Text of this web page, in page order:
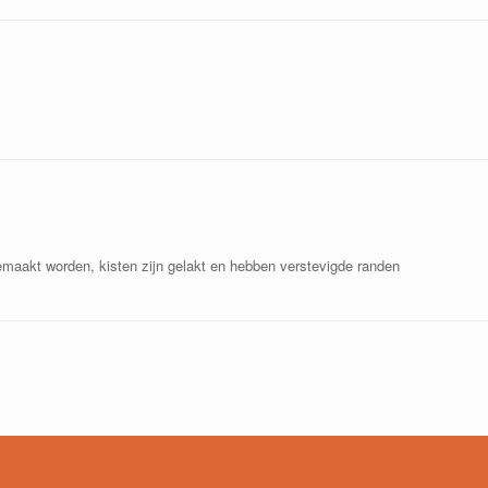
worden, kisten zijn gelakt en hebben verstevigde randen